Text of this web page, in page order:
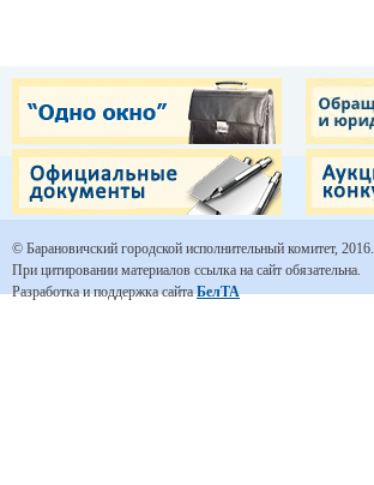
© Барановичский городской исполнительный комитет, 2016.
При цитировании материалов ссылка на сайт обязательна.
Разработка и поддержка сайтаБелТА